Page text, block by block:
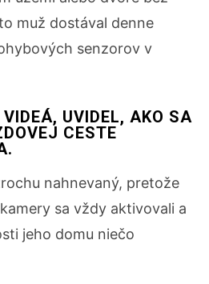
muž dostával denne
senzorov v
UVIDEL, AKO SA
CESTE
nahnevaný, pretože
sa vždy aktivovali a
jeho domu niečo